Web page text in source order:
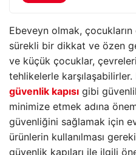
Ebeveyn olmak,
sürekli bir dikkat ve özen
ve küçük çocuklar,
tehlikelerle karşılaşabilirler.
güvenlik kapısı gibi
minimize etmek adına
güvenliğini sağlamak için
ürünlerin kullanılması
güvenlik kapıları ile ilgili